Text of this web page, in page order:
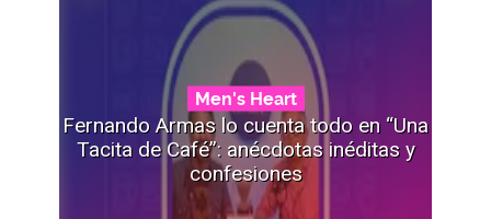
Men's Heart
Fernando Armas lo cuenta todo en “Una
Tacita de Café”: anécdotas inéditas y
confesiones